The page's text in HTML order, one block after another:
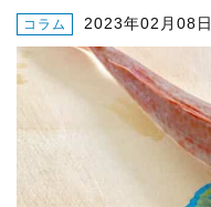
コラム 2023年02月08日